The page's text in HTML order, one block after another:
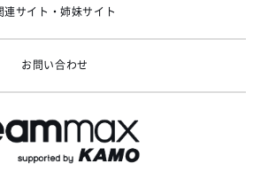
連サイト・姉妹サイト
お問い合わせ